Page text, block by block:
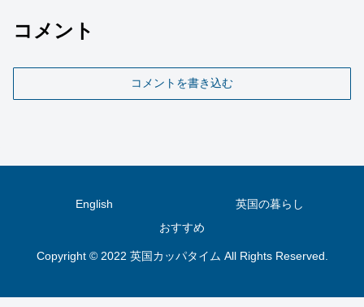
コメント
コメントを書き込む
English
英国の暮らし
おすすめ
Copyright © 2022 英国カッパタイム All Rights Reserved.